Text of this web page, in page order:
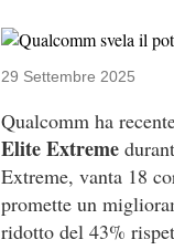
29 Settembre 2025
Qualcomm ha
Elite Extreme
Extreme, vanta 18
promette un
ridotto del 43%